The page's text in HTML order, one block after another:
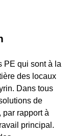
PE qui sont à la
des locaux
Dans tous
de
par rapport à
principal.